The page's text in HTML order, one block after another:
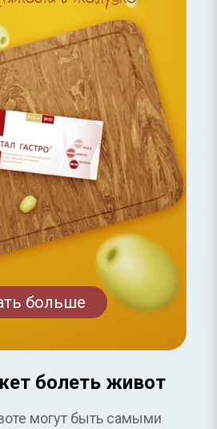
больше
болеть живот
могут быть самыми